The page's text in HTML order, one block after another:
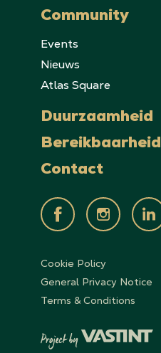
Community
Events
Nieuws
Atlas Square
Duurzaamheid
Bereikbaarheid
Contact
Cookie Policy
General Privacy Notice
Terms & Conditions